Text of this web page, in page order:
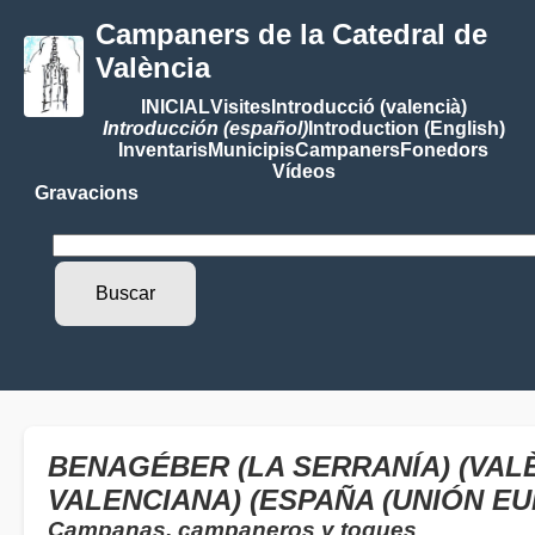
Campaners de la Catedral de
València
INICIALVisitesIntroducció (valencià)
Introducción (español)Introduction (English)
InventarisMunicipisCampanersFonedors
Vídeos
Gravacions
BENAGÉBER (LA SERRANÍA)
VALENCIANA) (ESPAÑA (UNIÓN
Campanas, campaneros y toques